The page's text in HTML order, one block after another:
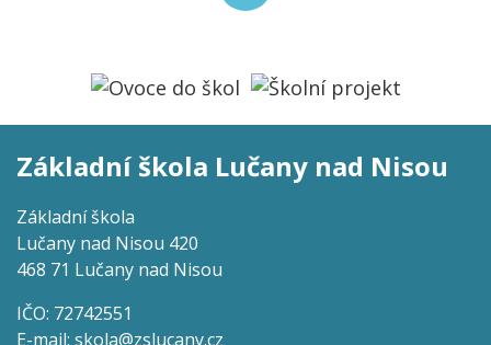
Základní škola Lučany nad Nisou
Základní škola
Lučany nad Nisou 420
468 71 Lučany nad Nisou
IČO: 72742551